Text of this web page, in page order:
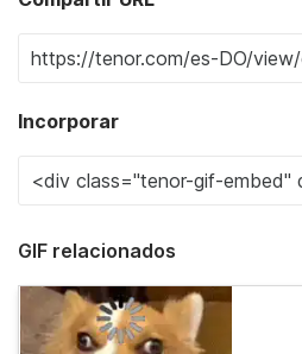
Incorporar
GIF relacionados